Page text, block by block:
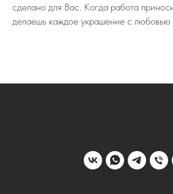
сделано для Вас. Когда работа
делаешь каждое украшение с любовью